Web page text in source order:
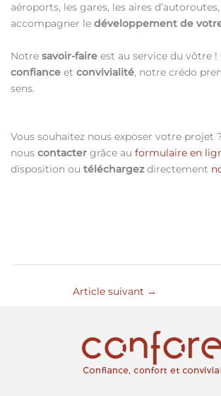
aéroports, les gares, les aires
accompagner le développement de
Notre savoir-faire est au service du vôtre !
confiance et convivialité, notre crédo
sens.
Vous souhaitez nous exposer votre projet
nous contacter grâce au formulaire en
disposition ou téléchargezdirectement
Article suivant →